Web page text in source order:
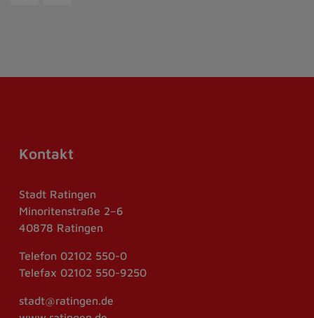
Kontakt
Stadt Ratingen
Minoritenstraße 2–6
40878 Ratingen
Telefon 02102 550-0
Telefax 02102 550-9250
stadt@ratingen.de